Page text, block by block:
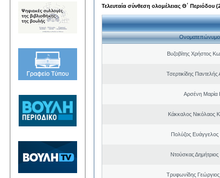
Τελευταία σύνθεση ολομέλειας Θ΄ Περιόδου
Ονοματεπώνυμο
Βυζοβίτης Χρήστος
Τσερτικίδης Παντελής
Αρσένη Μαρία
Κάκκαλος Νικόλαος
Πολύζος Ευάγγελος
Ντούσκας
Τρυφωνίδης